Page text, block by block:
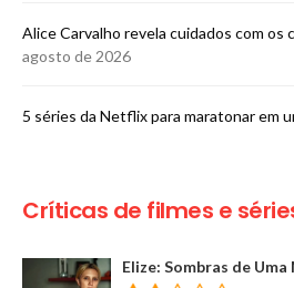
Alice Carvalho revela cuidados com os
agosto de 2026
5 séries da Netflix para maratonar em
Críticas de filmes e
Elize: Sombras de Uma